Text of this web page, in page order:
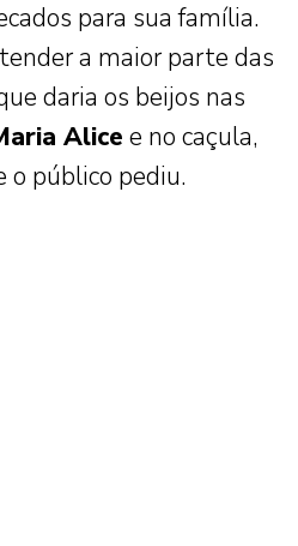
para sua família.
a maior parte das
daria os beijos nas
Alice e no caçula,
o público pediu.